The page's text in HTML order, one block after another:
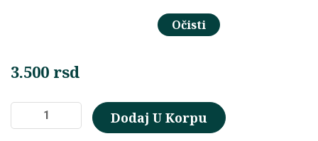
Očisti
3.500 rsd
Piramidalna
crvenolisna
Dodaj U Korpu